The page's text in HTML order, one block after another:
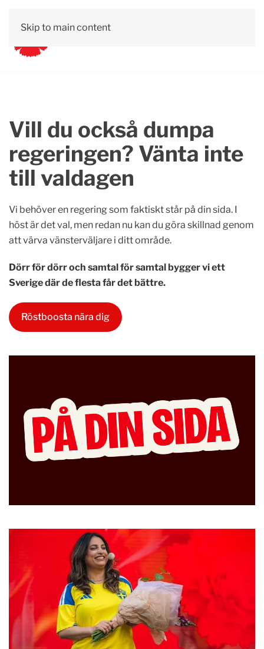
Skip to main content
Vill du också dumpa
regeringen? Vänta inte
till valdagen
Vi behöver en regering som faktiskt står på din sida. I
höst är det val, men redan nu kan du göra skillnad genom
att värva vänsterväljare i ditt område.
Dörr för dörr och samtal för samtal bygger vi ett
Sverige där de flesta får det bättre.
Röstboosta nära dig